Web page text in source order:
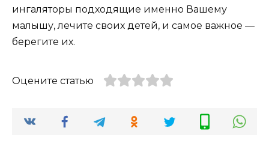
ингаляторы подходящие именно Вашему
малышу, лечите своих детей, и самое важное —
берегите их.
Оцените статью